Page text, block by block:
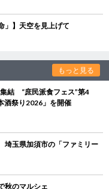
」】天空を見上げて
もっと見る
結 “庶民派食フェス”第4
酒祭り2026」を開催
玉県加須市の「ファミリー
秋のマルシェ